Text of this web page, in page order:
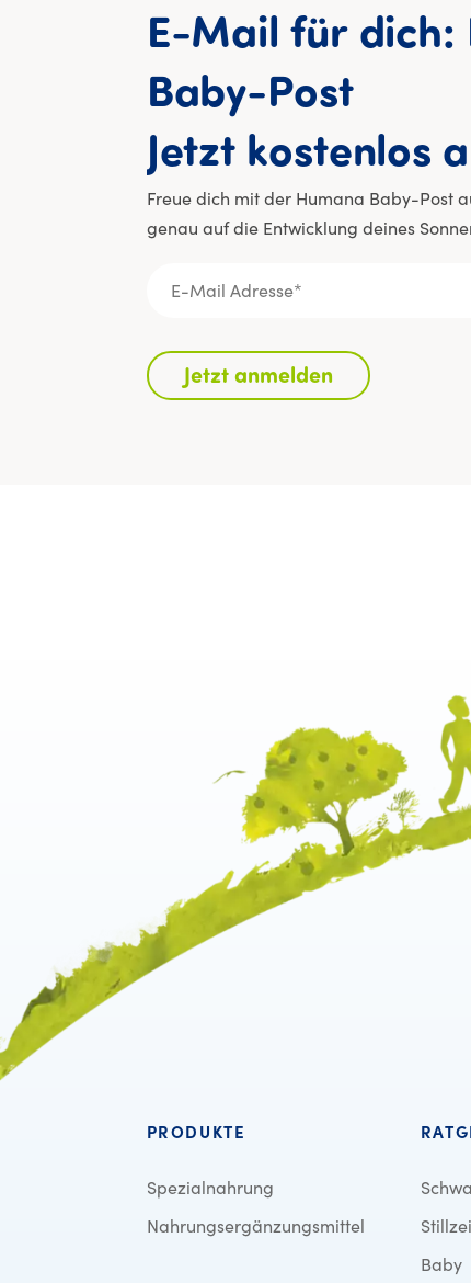
E-Mail für dich:
Baby-Post
Jetzt kostenlos
Freue dich mit der Humana Baby-Post
genau auf die Entwicklung deines
Jetzt anmelden
PRODUKTE
Spezialnahrung
Nahrungsergänzungsmittel
Baby